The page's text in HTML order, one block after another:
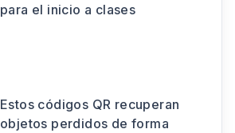
para el inicio a clases
Estos códigos QR recuperan
objetos perdidos de forma